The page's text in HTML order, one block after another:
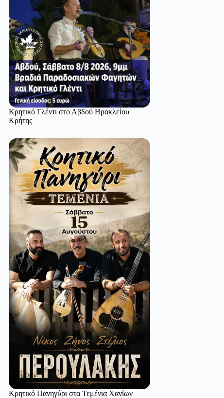
Κρητικό Γλέντι στο Αβδού Ηρακλείου
Κρήτης
Κρητικό Πανηγύρι στα Τεμένια Χανίων